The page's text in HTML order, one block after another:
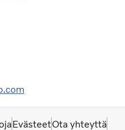
EvästeetOta yhteyttä